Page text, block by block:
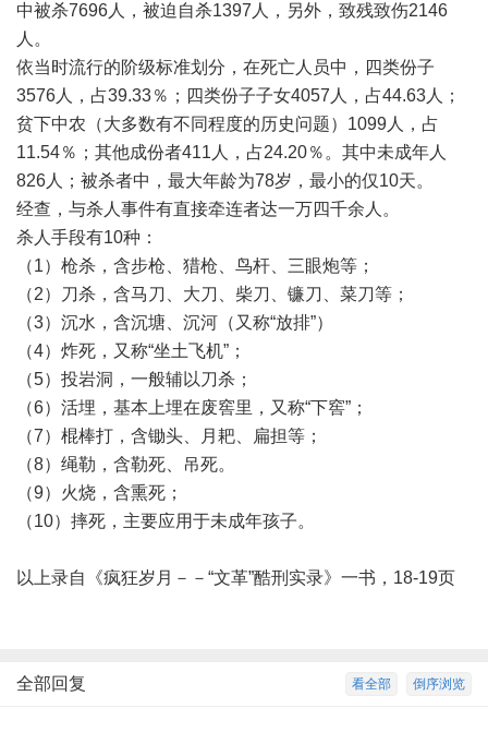
中被杀7696人，被迫自杀1397人，另外，致残致伤2146
人。
依当时流行的阶级标准划分，在死亡人员中，四类份子
3576人，占39.33％；四类份子子女4057人，占44.63人；
贫下中农（大多数有不同程度的历史问题）1099人，占
11.54％；其他成份者411人，占24.20％。其中未成年人
826人；被杀者中，最大年龄为78岁，最小的仅10天。
经查，与杀人事件有直接牵连者达一万四千余人。
杀人手段有10种：
（1）枪杀，含步枪、猎枪、鸟杆、三眼炮等；
（2）刀杀，含马刀、大刀、柴刀、镰刀、菜刀等；
（3）沉水，含沉塘、沉河（又称“放排”）
（4）炸死，又称“坐土飞机”；
（5）投岩洞，一般辅以刀杀；
（6）活埋，基本上埋在废窖里，又称“下窖”；
（7）棍棒打，含锄头、月耙、扁担等；
（8）绳勒，含勒死、吊死。
（9）火烧，含熏死；
（10）摔死，主要应用于未成年孩子。
以上录自《疯狂岁月－－“文革”酷刑实录》一书，18-19页
倒序浏览
看全部
全部回复